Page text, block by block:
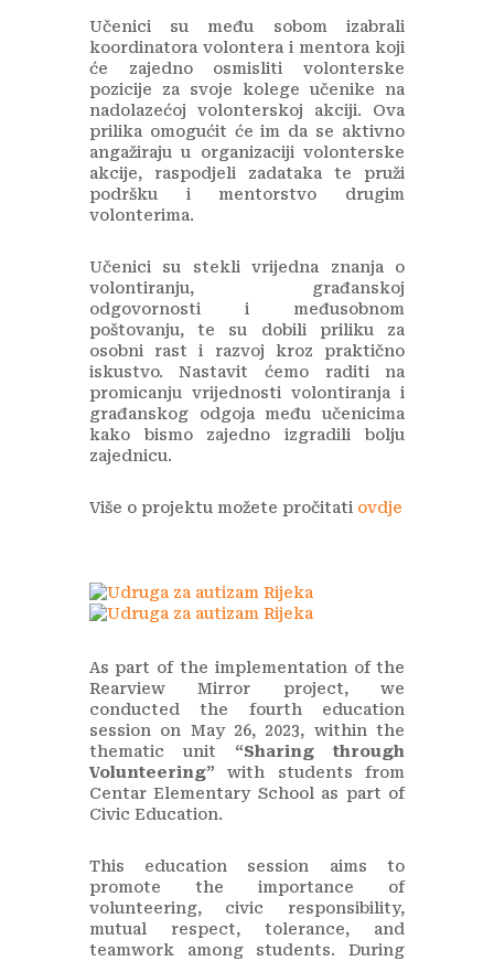
Učenici su među sobom izabrali
koordinatora volontera i mentora koji
će zajedno osmisliti volonterske
pozicije za svoje kolege učenike na
nadolazećoj volonterskoj akciji. Ova
prilika omogućit će im da se aktivno
angažiraju u organizaciji volonterske
akcije, raspodjeli zadataka te pruži
podršku i mentorstvo drugim
volonterima.
Učenici su stekli vrijedna znanja o
volontiranju, građanskoj
odgovornosti i međusobnom
poštovanju, te su dobili priliku za
osobni rast i razvoj kroz praktično
iskustvo. Nastavit ćemo raditi na
promicanju vrijednosti volontiranja i
građanskog odgoja među učenicima
kako bismo zajedno izgradili bolju
zajednicu.
Više o projektu možete pročitati ovdje
As part of the implementation of the
Rearview Mirror project, we
conducted the fourth education
session on May 26, 2023, within the
thematic unit “Sharing through
Volunteering”with students from
Centar Elementary School as part of
Civic Education.
This education session aims to
promote the importance of
volunteering, civic responsibility,
mutual respect, tolerance, and
teamwork among students. During